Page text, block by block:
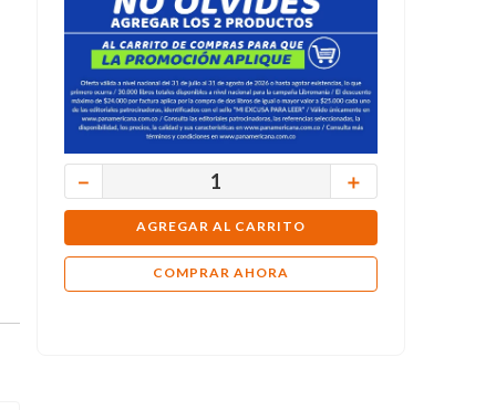
＋
－
AGREGAR AL CARRITO
COMPRAR AHORA